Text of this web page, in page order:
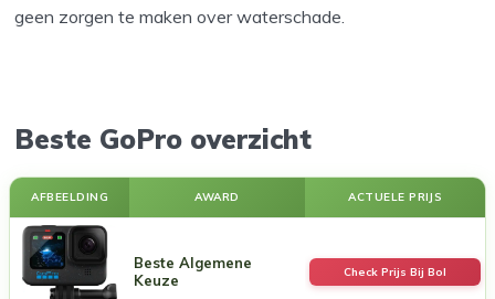
geen zorgen te maken over waterschade.
Beste GoPro overzicht
AFBEELDING AWARD ACTUELE PRIJS
Beste Algemene
Keuze
Check Prijs Bij Bol